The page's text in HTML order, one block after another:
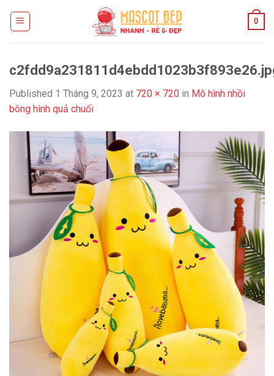
0
Published 1 Tháng 9, 2023 at 720 × 720 in Mô hình nhồi
bông hình quả chuối